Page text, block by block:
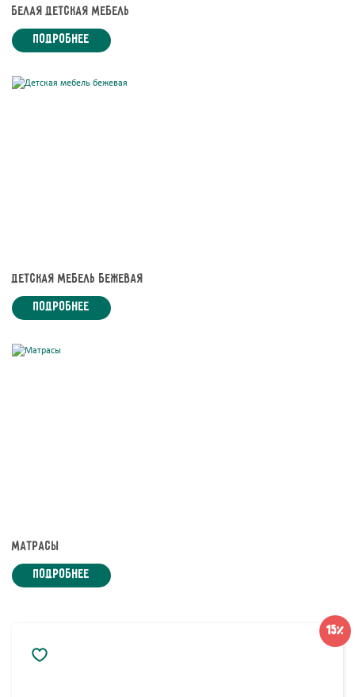
Белая детская мебель
подробнее
Детская мебель бежевая
подробнее
Матрасы
подробнее
15%